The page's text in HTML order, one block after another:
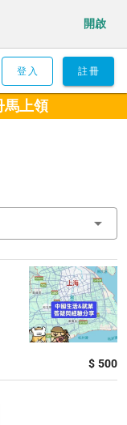
開啟
登入 註冊
馬上領
$ 500